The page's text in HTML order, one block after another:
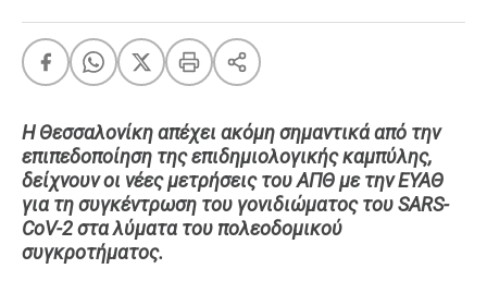
A-List LGBTQI+
Xmas
LIFE
Food
Body+Mind
Ταξίδια
Style
Η Θεσσαλονίκη απέχει ακόμη σημαντικά από την
επιπεδοποίηση της επιδημιολογικής καμπύλης,
δείχνουν οι νέες μετρήσεις του ΑΠΘ με την ΕΥΑΘ
για τη συγκέντρωση του γονιδιώματος του SARS-
CoV-2 στα λύματα του πολεοδομικού
συγκροτήματος.